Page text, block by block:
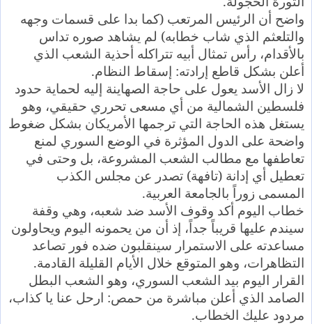
واضح أن الرئيس المرتعب (كما بدا على قسمات وجهه
والتلعثم الذي شاب خطابه) لم يشاهد صوره تداس
بالأقدام، رأس تمثال أبيه تتراكله أحذية الشعب الذي
أعلن بشكل قاطع إرادته: إسقاط النظام.
لا زال الأسد يعول على حاجة الصهاينة إليه لحماية حدود
فلسطين الشمالية من أي مسعى تحرري حقيقي، وهو
يستغل هذه الحاجة التي ترجمها الأمريكان بشكل ضغوط
واضحة على الدول المؤثرة في الوضع السوري لمنع
تعاطفها مع مطالب الشعب المشروعة، بل وحتى في
تعطيل أي إدانة (تافهة) تصدر عن مجلس الكذب
المسمى زوراً بالجامعة العربية.
خطاب اليوم أكد وقوف الأسد ضد شعبه، وهي وقفة
سيندم عليها قريباً جداً، إذ أن من يحمونه اليوم ويحاولون
مساعدته على الاستمرار سينقلبون ضده فور تصاعد
التظاهرات، وهو المتوقع خلال الأيام القليلة القادمة.
القرار اليوم بيد الشعب السوري، وهو الشعب البطل
الصامد الذي أعلن مباشرة من حمص: ارحل عنا يا كذاب،
مردود عليك الخطاب.